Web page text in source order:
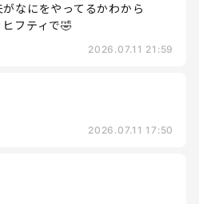
なにをやってるかわから
フティで🤣
2026.07.11 21:59
2026.07.11 17:50